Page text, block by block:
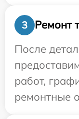
3
Ремонт
После
работ,
ремонтные